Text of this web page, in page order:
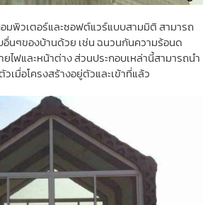
มพิวเตอร์และซอฟต์แวร์แบบสามมิติ สามารถ
นๆของบ้านด้วย เช่น ฉนวนกันความร้อนด
ยไฟและหน้าต่าง ส่วนประกอบเหล่านี้สามารถนำ
เมื่อโครงสร้างอยู่ตัวและเข้าที่แล้ว